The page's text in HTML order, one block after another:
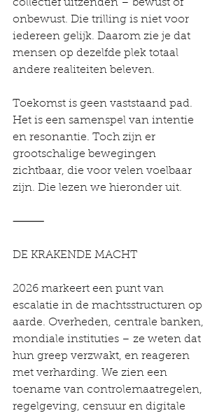
collectief uitzenden – bewust of
onbewust. Die trilling is niet voor
iedereen gelijk. Daarom zie je dat
mensen op dezelfde plek totaal
andere realiteiten beleven.
Toekomst is geen vaststaand pad.
Het is een samenspel van intentie
en resonantie. Toch zijn er
grootschalige bewegingen
zichtbaar, die voor velen voelbaar
zijn. Die lezen we hieronder uit.
⸻
DE KRAKENDE MACHT
2026 markeert een punt van
escalatie in de machtsstructuren op
aarde. Overheden, centrale banken,
mondiale instituties – ze weten dat
hun greep verzwakt, en reageren
met verharding. We zien een
toename van controlemaatregelen,
regelgeving, censuur en digitale